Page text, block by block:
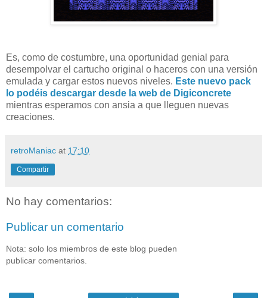
Es, como de costumbre, una oportunidad genial para
desempolvar el cartucho original o haceros con una versión
emulada y cargar estos nuevos niveles. Este nuevo pack
lo podéis descargar desde la web de Digiconcrete
mientras esperamos con ansia a que lleguen nuevas
creaciones.
retroManiac at 17:10
Compartir
No hay comentarios:
Publicar un comentario
Nota: solo los miembros de este blog pueden
publicar comentarios.